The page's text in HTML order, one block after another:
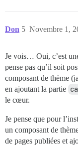
Don Novembre 1,
5
Je vois… Oui, c’est
pense pas qu’il soit
composant de thème
en ajoutant la partie
le cœur.
Je pense que pour
un composant de
de pages publiées et